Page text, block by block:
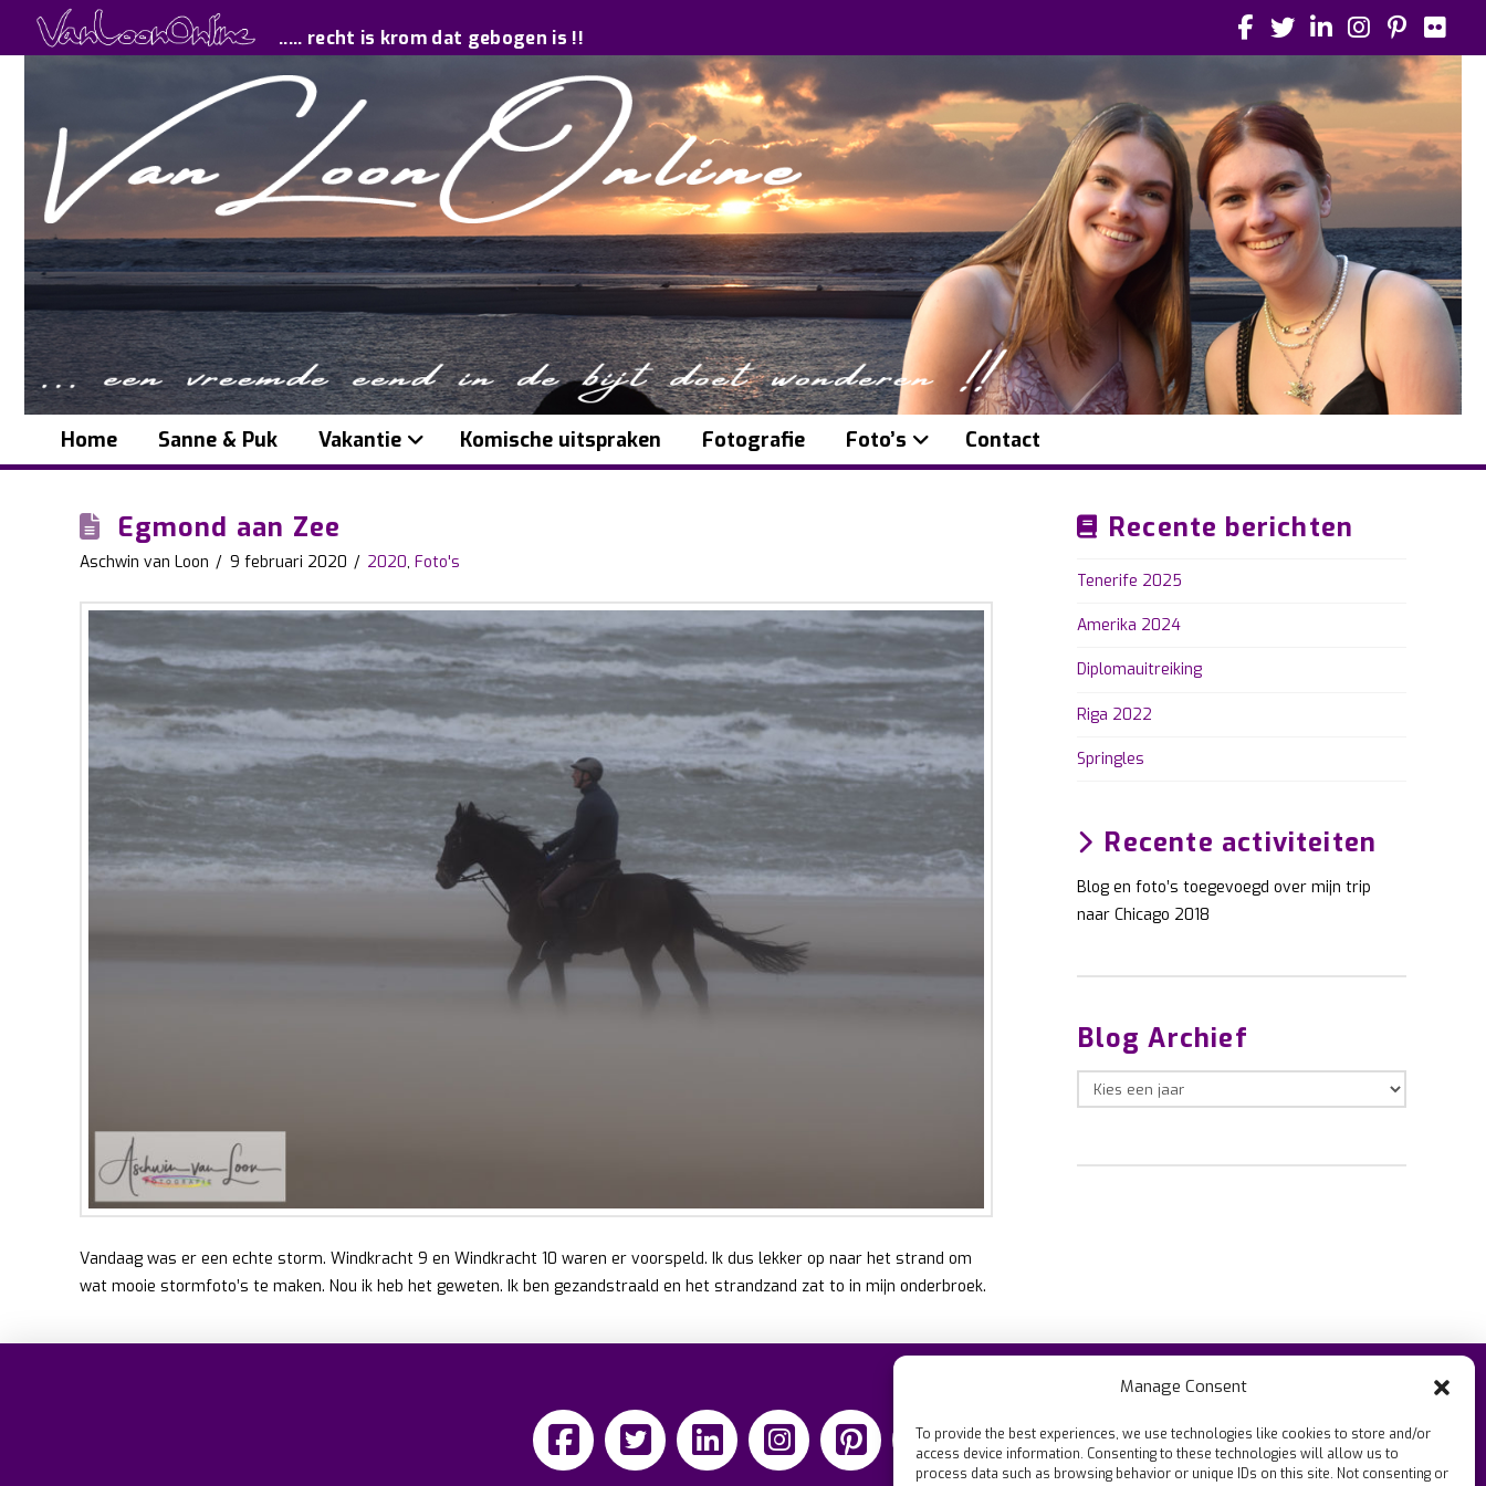
Manage Consent
To provide the best experiences, we use technologies like cookies to store and/or
access device information. Consenting to these technologies will allow us to
process data such as browsing behavior or unique IDs on this site. Not consenting or
..... recht is krom dat gebogen is !!
Home Sanne & Puk Vakantie Komische uitspraken Fotografie Foto’s Contact
Egmond aan Zee
Aschwin van Loon 9 februari 2020 2020,Foto's
Vandaag was er een echte storm. Windkracht 9 en Windkracht 10 waren er voorspeld. Ik dus lekker op naar het strand om
wat mooie stormfoto’s te maken. Nou ik heb het geweten. Ik ben gezandstraald en het strandzand zat to in mijn onderbroek.
Recente berichten
Tenerife 2025
Amerika 2024
Diplomauitreiking
Riga 2022
Springles
Recente activiteiten
Blog en foto’s toegevoegd over mijn trip
naar Chicago 2018
Blog Archief